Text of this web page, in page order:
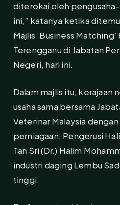
diterokai oleh
ini,” katanya ketika
Majlis ‘Business
Terengganu di Jabatan
Negeri, hari ini.
Dalam majlis itu, kerajaan
usaha sama bersama
Veterinar Malaysia
perniagaan, Pengerusi
Tan Sri (Dr.) Halim
industri daging Lembu
tinggi.